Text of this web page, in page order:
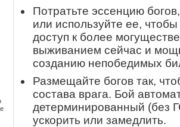
Потратьте эссенцию
или используйте ее,
доступ к более
выживанием сейчас и
созданию непобедимых
Размещайте богов так,
состава врага. Бой
детерминированный (без
ускорить или замедлить.